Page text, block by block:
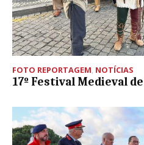
FOTO REPORTAGEM, NOTÍCIAS
17º Festival Medieval